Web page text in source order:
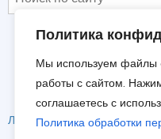
Политика
Мы используем файлы
работы с сайтом.
соглашаетесь с
Политика обработки
КдЦ 78- ООО
Лицензия Л041-01148-78/